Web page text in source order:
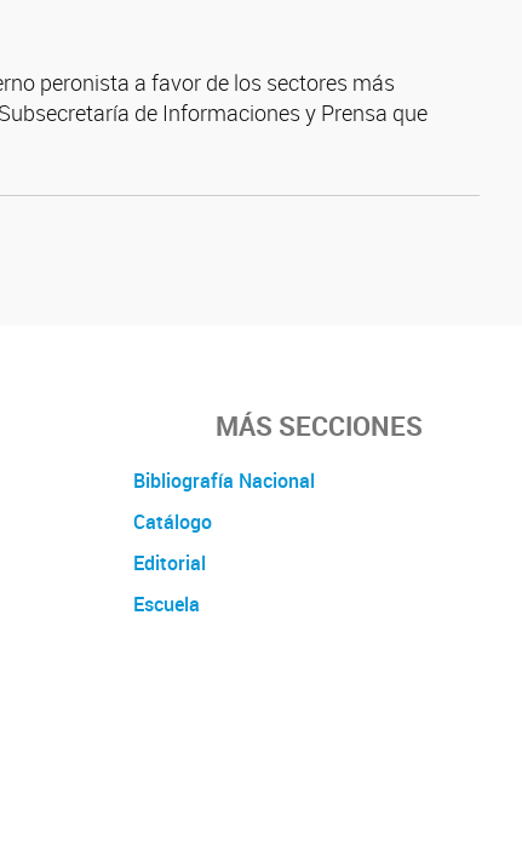
peronista a favor de los sectores más
de Informaciones y Prensa que
MÁS SECCIONES
Bibliografía Nacional
Catálogo
Editorial
Escuela